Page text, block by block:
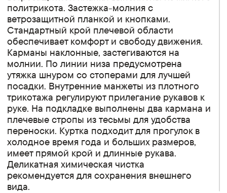
политрикота. Застежка-молния с
ветрозащитной планкой и кнопками.
Стандартный крой плечевой области
обеспечивает комфорт и свободу движения.
Карманы наклонные, застегиваются на
молнии. По линии низа предусмотрена
утяжка шнуром со стоперами для лучшей
посадки. Внутренние манжеты из плотного
трикотажа регулируют прилегание рукавов к
руке. На подкладке выполнены два кармана и
плечевые стропы из тесьмы для удобства
переноски. Куртка подходит для прогулок в
холодное время года и больших размеров,
имеет прямой крой и длинные рукава.
Деликатная химическая чистка
рекомендуется для сохранения внешнего
вида.